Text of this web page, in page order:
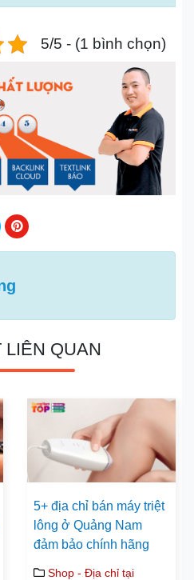
5/5 - (1 bình chọn)
LIÊN QUAN
5+ địa chỉ bán máy triệt
lông ở Quảng Nam
đảm bảo chính hãng
Shop - Địa chỉ tại